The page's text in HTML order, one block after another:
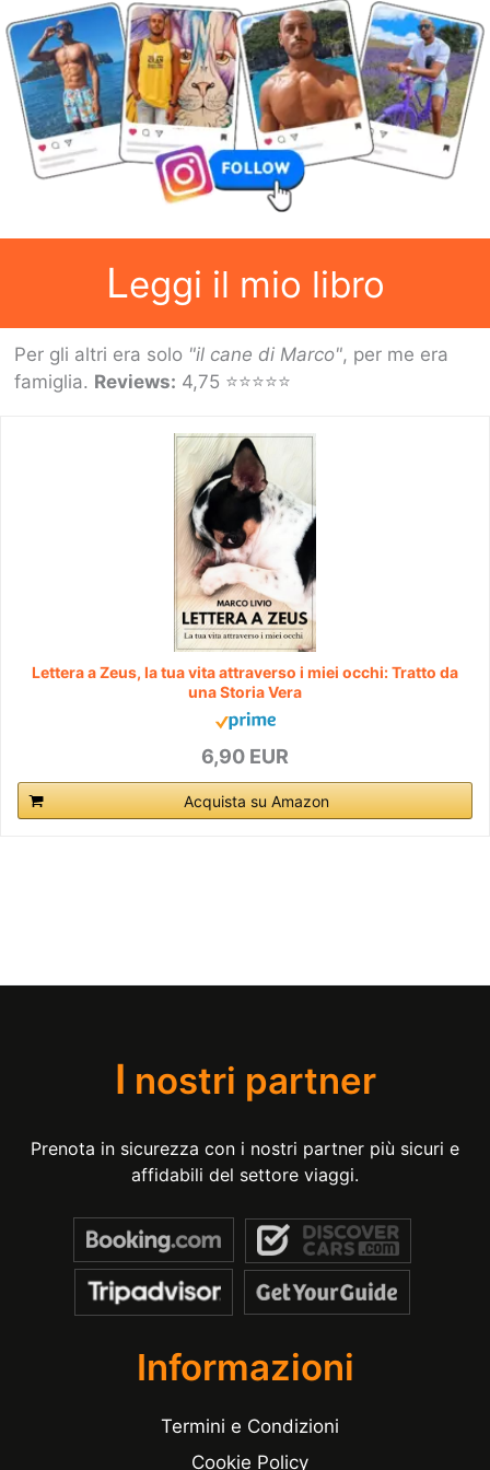
Come
arrivare
Leggi il mio libro
Per gli altri era solo "il cane di Marco", per me era
famiglia. Reviews: 4,75 ⭐⭐⭐⭐⭐
Lettera a Zeus, la tua vita attraverso i miei occhi: Tratto da
una Storia Vera
6,90 EUR
Acquista su Amazon
I nostri partner
Prenota in sicurezza con i nostri partner più sicuri e
affidabili del settore viaggi.
Informazioni
Termini e Condizioni
Cookie Policy